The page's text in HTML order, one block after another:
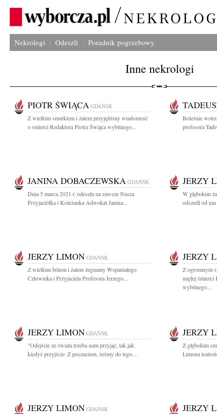
Nekrologi Odeszli Poradnik pogrzebowy
Inne nekrologi
PIOTR ŚWIĄCA GDAŃSK
Z wielkim smutkiem i żalem przyjęliśmy wiadomość
o śmierci Redaktora Piotra Świąca wybitnego...
Boleśnie
profesora
JANINA DOBACZEWSKA GDAŃSK
Dnia 5 marca 2021 r. odeszła na zawsze Nasza
Przyjaciółka i Koleżanka Adwokat Janina...
JERZY
W głębokim
odszedł od
JERZY LIMON GDAŃSK
Z wielkim bólem i żalem żegnamy Wspaniałego
Człowieka i Przyjaciela Profesora Jerzego...
JERZY
Z ogromnym
nagłej śmierci
wybitnego...
JERZY LIMON GDAŃSK
"Odejście ze świata trzeba nam przyjąć, tak jak
kiedyś przyjście: Z poczuciem, żeśmy do tego...
JERZY
Z głębokim
Limona
JERZY LIMON GDAŃSK JERZY